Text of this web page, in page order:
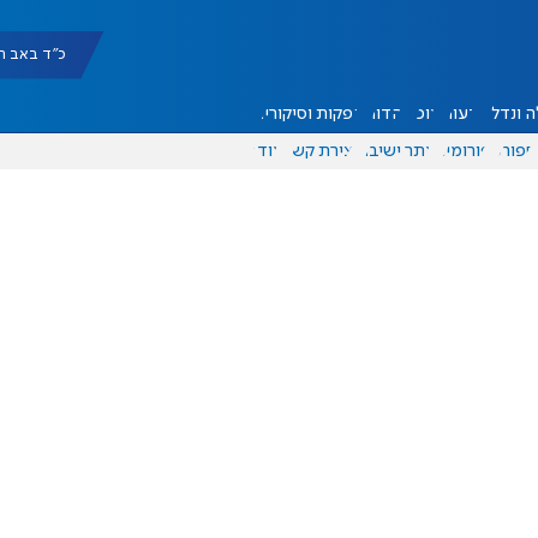
כ"ד באב תשפ"ו
ונדל"ן דעות אוכל יהדות הפקות וסיקורים
ספורט פורומים אתר ישיבה יצירת קשר עוד